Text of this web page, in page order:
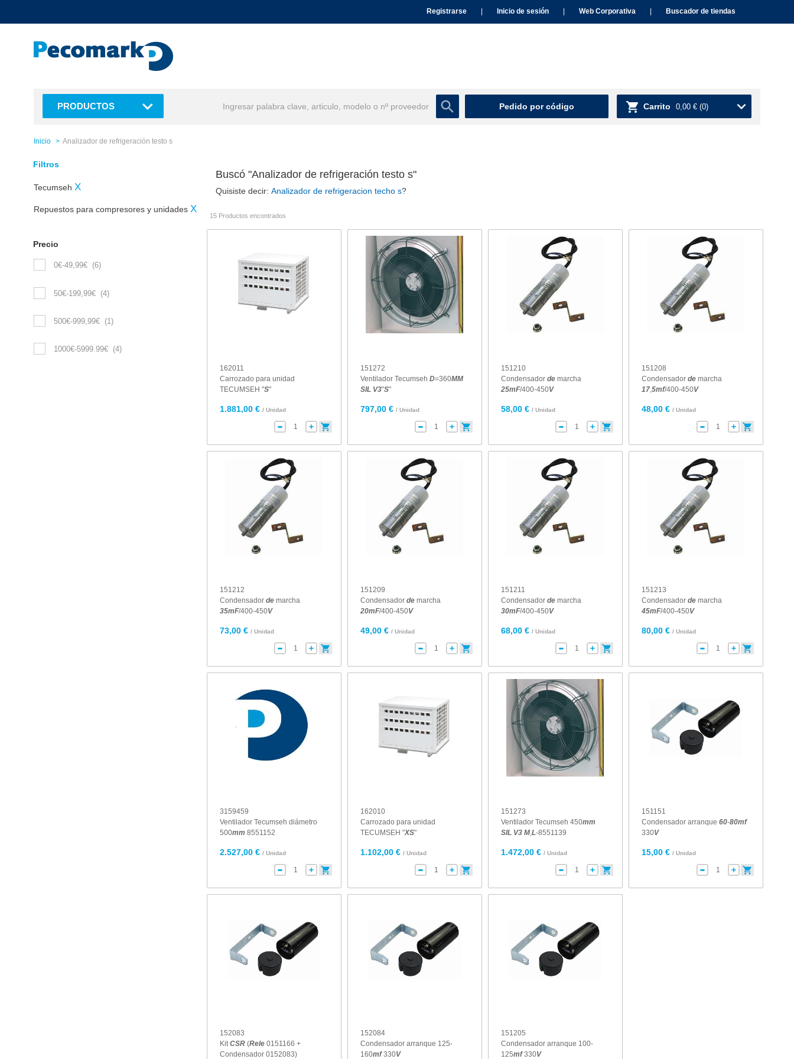
Registrarse Inicio de sesión Web Corporativa Buscador de tiendas
Pedido por código Carrito 0,00 € (0)
PRODUCTOS
Inicio Analizador de refrigeración testo s
Filtros
Tecumseh X
Repuestos para compresores y unidades X
Precio
0€-49,99€ (6)
50€-199,99€ (4)
500€-999,99€ (1)
1000€-5999.99€ (4)
Buscó "Analizador de refrigeración testo s"
Quisiste decir: Analizador de refrigeracion techo s?
15 Productos encontrados
162011
Carrozado para unidad
TECUMSEH "S"
1.881,00 € / Unidad
151272
Ventilador Tecumseh D=360MM
SIL V3"S"
797,00 € / Unidad
151210
Condensadorde marcha
25mF/400-450V
58,00 € / Unidad
151208
Condensadorde marcha
17,5mf/400-450V
48,00 € / Unidad
151212
Condensador demarcha
35mF/400-450V
73,00 € / Unidad
151209
Condensador demarcha
20mF/400-450V
49,00 € / Unidad
151211
Condensadorde marcha
30mF/400-450V
68,00 € / Unidad
151213
Condensadorde marcha
45mF/400-450V
80,00 € / Unidad
3159459
Ventilador Tecumseh diámetro
500mm 8551152
2.527,00 € / Unidad
162010
Carrozado para unidad
TECUMSEH "XS"
1.102,00 € / Unidad
151273
Ventilador Tecumseh 450mm
SIL V3 M,L-8551139
1.472,00 € / Unidad
151151
Condensador arranque60-80mf
330V
15,00 € / Unidad
152083
KitCSR(Rele0151166 +
Condensador 0152083)
152084
Condensador arranque 125-
160mf330V
151205
Condensador arranque 100-
125mf330V